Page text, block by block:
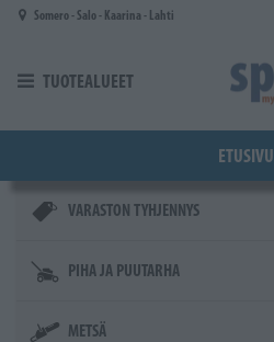
Siirry pääsisältöön
Somero - Salo - Kaarina - Lahti
TUOTEALUEET
ETUSIVU
VARASTON TYHJENNYS
PIHA JA PUUTARHA
METSÄ